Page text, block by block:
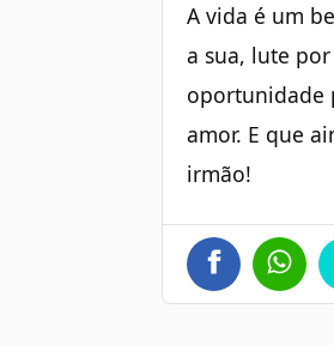
A vida é um
a sua, lute
oportunidade
amor. E que
irmão!